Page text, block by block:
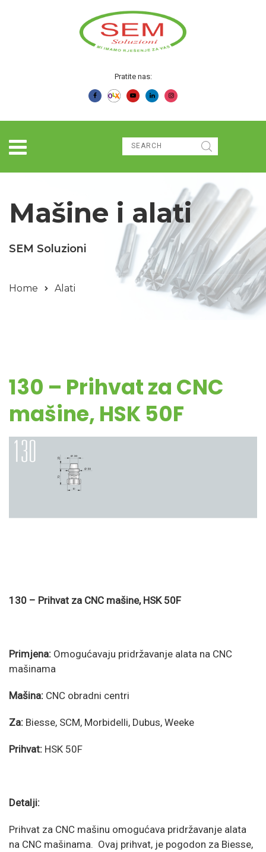
Pratite nas:
Mašine i alati
SEM Soluzioni
Home Alati
130 – Prihvat za CNC
mašine, HSK 50F
130 – Prihvat za CNC mašine, HSK 50F
Primjena: Omogućavaju pridržavanje alata na CNC
mašinama
Mašina: CNC obradni centri
Za: Biesse, SCM, Morbidelli, Dubus, Weeke
Prihvat: HSK 50F
Detalji:
Prihvat za CNC mašinu omogućava pridržavanje alata
na CNC mašinama. Ovaj prihvat, je pogodon za Biesse,